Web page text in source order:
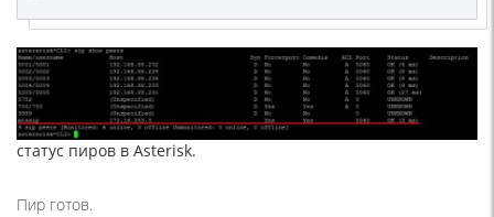
статус пиров в Asterisk.
Пир готов.